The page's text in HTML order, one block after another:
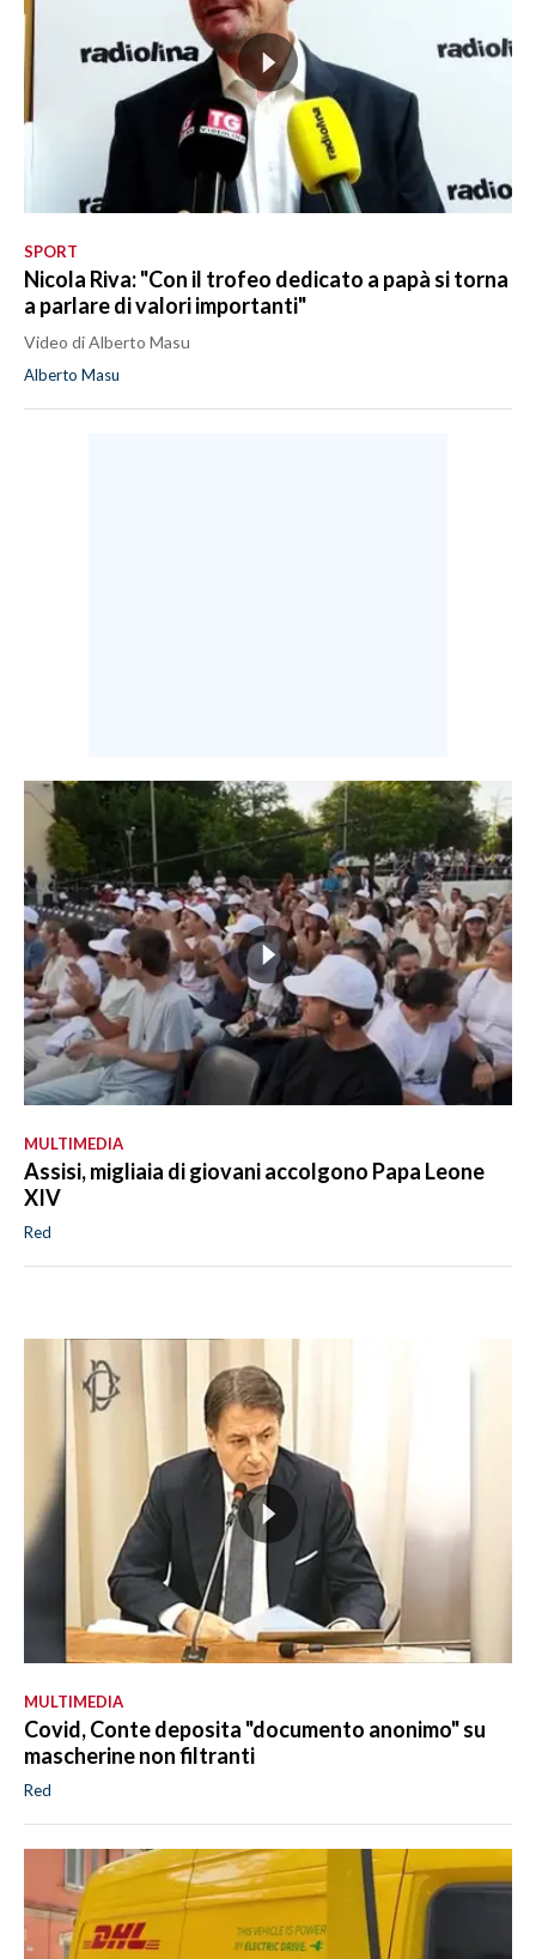
SPORT
Nicola Riva: "Con il trofeo dedicato a papà si torna
a parlare di valori importanti"
Video di Alberto Masu
Alberto Masu
MULTIMEDIA
Assisi, migliaia di giovani accolgono Papa Leone
XIV
Red
MULTIMEDIA
Covid, Conte deposita "documento anonimo" su
mascherine non filtranti
Red